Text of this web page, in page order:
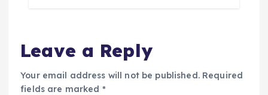
Leave a Reply
Your email address will not be published. Required
fields are marked *